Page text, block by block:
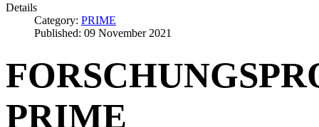
Details
Category: PRIME
Published: 09 November 2021
PRIME